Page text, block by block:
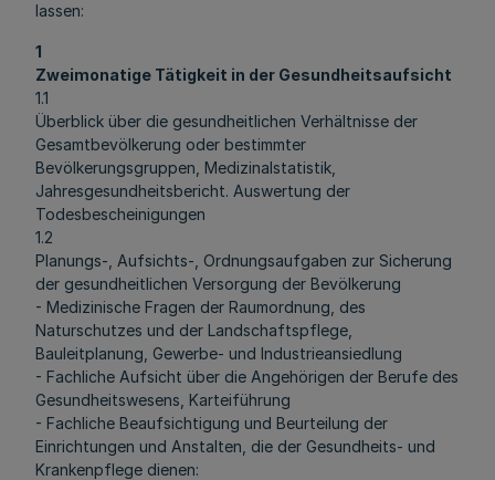
lassen:
1
Zweimonatige Tätigkeit in der Gesundheitsaufsicht
1.1
Überblick über die gesundheitlichen Verhältnisse der
Gesamtbevölkerung oder bestimmter
Bevölkerungsgruppen, Medizinalstatistik,
Jahresgesundheitsbericht. Auswertung der
Todesbescheinigungen
1.2
Planungs-, Aufsichts-, Ordnungsaufgaben zur Sicherung
der gesundheitlichen Versorgung der Bevölkerung
- Medizinische Fragen der Raumordnung, des
Naturschutzes und der Landschaftspflege,
Bauleitplanung, Gewerbe- und Industrieansiedlung
- Fachliche Aufsicht über die Angehörigen der Berufe des
Gesundheitswesens, Karteiführung
- Fachliche Beaufsichtigung und Beurteilung der
Einrichtungen und Anstalten, die der Gesundheits- und
Krankenpflege dienen: